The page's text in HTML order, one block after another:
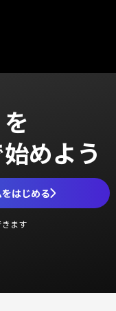
めよう
はじめる
きます